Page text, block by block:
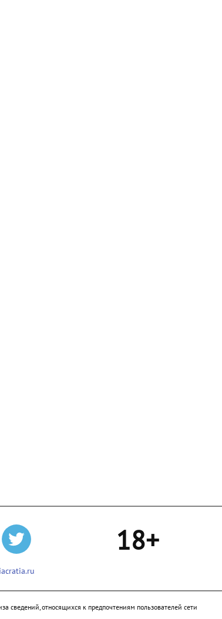
18+
сведений, относящихся к предпочтениям пользователей сети